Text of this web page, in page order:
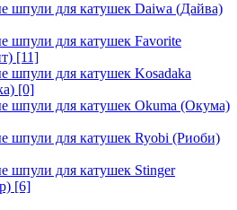
шпули для катушек Daiwa (Дайва)
шпули для катушек Favorite
[11]
шпули для катушек Kosadaka
[0]
шпули для катушек Okuma (Окума)
шпули для катушек Ryobi (Риоби)
шпули для катушек Stinger
[6]